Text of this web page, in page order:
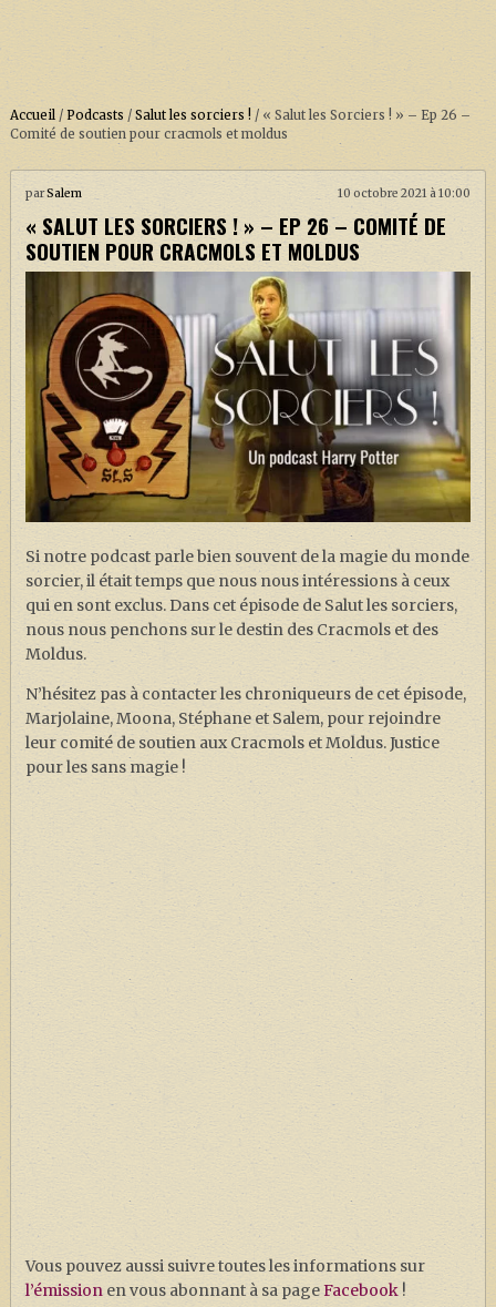
ACCUEIL
À PROPOS
SOUTENEZ-NOUS !
LA SÉRIE HARRY POTTER (REBOOT)
HARRY POTTER : LIVRES
BIOPICS DE HARRY POTTER
LES ANIMAUX FANTASTIQUES
J. K. ROWLING
ARTISANAT MOLDU
FANDOM
CULTURE
PODCASTS
LES GRANDS ARTICLES DE LA GAZETTE
DOSSIERS
JEUX
Accueil/ Podcasts / Salut les sorciers ! / « Salut les Sorciers ! » – Ep 26 –
Comité de soutien pour cracmols et moldus
parSalem 10 octobre 2021 à 10:00
« SALUT LES SORCIERS ! » – EP 26 – COMITÉ DE
SOUTIEN POUR CRACMOLS ET MOLDUS
Si notre podcast parle bien souvent de la magie du monde
sorcier, il était temps que nous nous intéressions à ceux
qui en sont exclus. Dans cet épisode de Salut les sorciers,
nous nous penchons sur le destin des Cracmols et des
Moldus.
N’hésitez pas à contacter les chroniqueurs de cet épisode,
Marjolaine, Moona, Stéphane et Salem, pour rejoindre
leur comité de soutien aux Cracmols et Moldus. Justice
pour les sans magie !
Vous pouvez aussi suivre toutes les informations sur
l’émissionen vous abonnant à sa pageFacebook!